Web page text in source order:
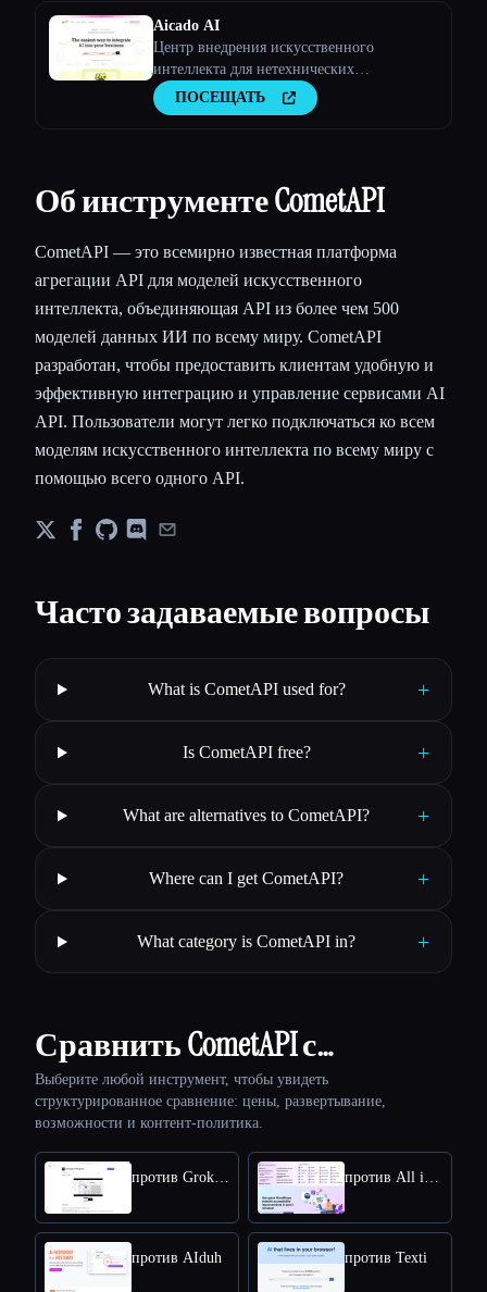
Aicado AI
Центр внедрения искусственного
интеллекта для нетехнических
специалистов | Самый простой способ
интеграции искусственного интеллекта в
ПОСЕЩАТЬ
Об инструменте CometAPI
CometAPI — это всемирно известная платформа
агрегации API для моделей искусственного
интеллекта, объединяющая API из более чем 500
моделей данных ИИ по всему миру. CometAPI
разработан, чтобы предоставить клиентам удобную и
эффективную интеграцию и управление сервисами AI
API. Пользователи могут легко подключаться ко всем
моделям искусственного интеллекта по всему миру с
помощью всего одного API.
Часто задаваемые вопросы
What is CometAPI used for? +
Is CometAPI free? +
What are alternatives to CometAPI? +
Where can I get CometAPI? +
What category is CometAPI in? +
Сравнить CometAPI с…
Выберите любой инструмент, чтобы увидеть
структурированное сравнение: цены, развертывание,
возможности и контент-политика.
против Grokipedia VS Wikipedia против All in One Accessibility
против AIduh против Texti